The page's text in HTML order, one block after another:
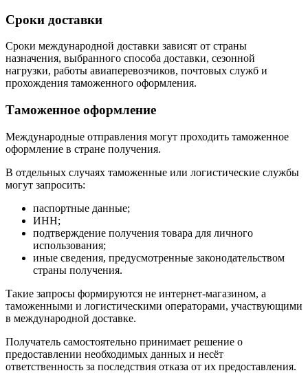
Сроки доставки
Сроки международной доставки зависят от страны
назначения, выбранного способа доставки, сезонной
нагрузки, работы авиаперевозчиков, почтовых служб и
прохождения таможенного оформления.
Таможенное оформление
Международные отправления могут проходить таможенное
оформление в стране получения.
В отдельных случаях таможенные или логистические службы
могут запросить:
паспортные данные;
ИНН;
подтверждение получения товара для личного
использования;
иные сведения, предусмотренные законодательством
страны получения.
Такие запросы формируются не интернет-магазином, а
таможенными и логистическими операторами, участвующими
в международной доставке.
Получатель самостоятельно принимает решение о
предоставлении необходимых данных и несёт
ответственность за последствия отказа от их предоставления.